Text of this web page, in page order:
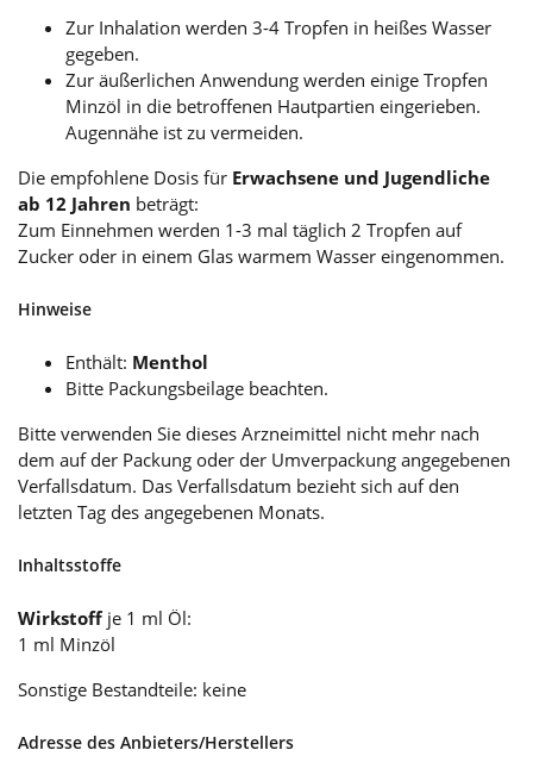
Zur Inhalation werden 3-4 Tropfen in heißes Wasser
gegeben.
Zur äußerlichen Anwendung werden einige Tropfen
Minzöl in die betroffenen Hautpartien eingerieben.
Augennähe ist zu vermeiden.
Die empfohlene Dosis für Erwachsene und Jugendliche
ab 12 Jahren beträgt:
Zum Einnehmen werden 1-3 mal täglich 2 Tropfen auf
Zucker oder in einem Glas warmem Wasser eingenommen.
Hinweise
Enthält: Menthol
Bitte Packungsbeilage beachten.
Bitte verwenden Sie dieses Arzneimittel nicht mehr nach
dem auf der Packung oder der Umverpackung angegebenen
Verfallsdatum. Das Verfallsdatum bezieht sich auf den
letzten Tag des angegebenen Monats.
Inhaltsstoffe
Wirkstoff je 1 ml Öl:
1 ml Minzöl
Sonstige Bestandteile: keine
Adresse des Anbieters/Herstellers